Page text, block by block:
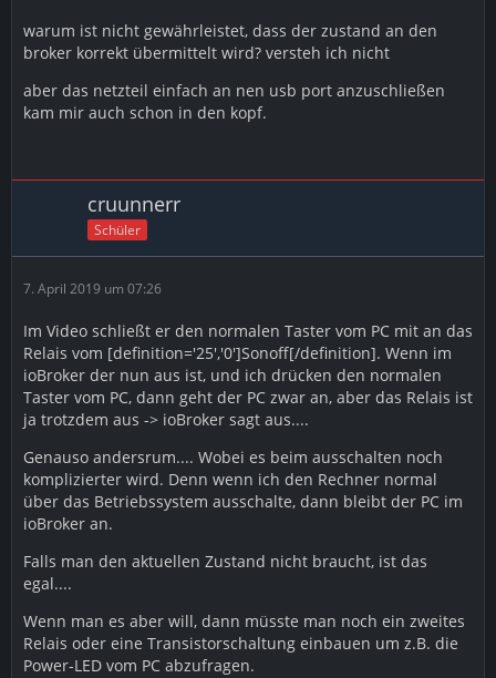
warum ist nicht gewährleistet, dass der zustand an den
broker korrekt übermittelt wird? versteh ich nicht
aber das netzteil einfach an nen usb port anzuschließen
kam mir auch schon in den kopf.
cruunnerr
Schüler
7. April 2019 um 07:26
Im Video schließt er den normalen Taster vom PC mit an das
Relais vom [definition='25','0']Sonoff[/definition]. Wenn im
ioBroker der nun aus ist, und ich drücken den normalen
Taster vom PC, dann geht der PC zwar an, aber das Relais ist
ja trotzdem aus -> ioBroker sagt aus....
Genauso andersrum.... Wobei es beim ausschalten noch
komplizierter wird. Denn wenn ich den Rechner normal
über das Betriebssystem ausschalte, dann bleibt der PC im
ioBroker an.
Falls man den aktuellen Zustand nicht braucht, ist das
egal....
Wenn man es aber will, dann müsste man noch ein zweites
Relais oder eine Transistorschaltung einbauen um z.B. die
Power-LED vom PC abzufragen.